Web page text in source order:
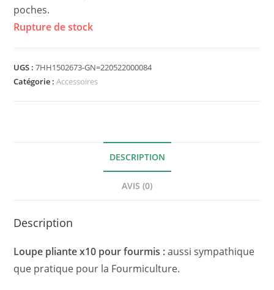
poches.
Rupture de stock
UGS :7HH1502673-GN=220522000084
Catégorie :Accessoires
DESCRIPTION
AVIS (0)
Description
Loupe pliante x10 pour fourmis :aussi sympathique
que pratique pour la Fourmiculture.